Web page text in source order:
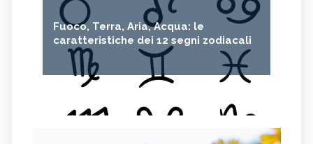
Fuoco, Terra, Aria, Acqua: le
caratteristiche dei 12 segni zodiacali